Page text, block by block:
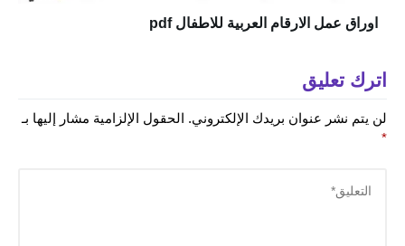
اوراق عمل الارقام العربية للاطفال pdf
اترك تعليق
لن يتم نشر عنوان بريدك الإلكتروني. الحقول الإلزامية مشار إليها بـ
*